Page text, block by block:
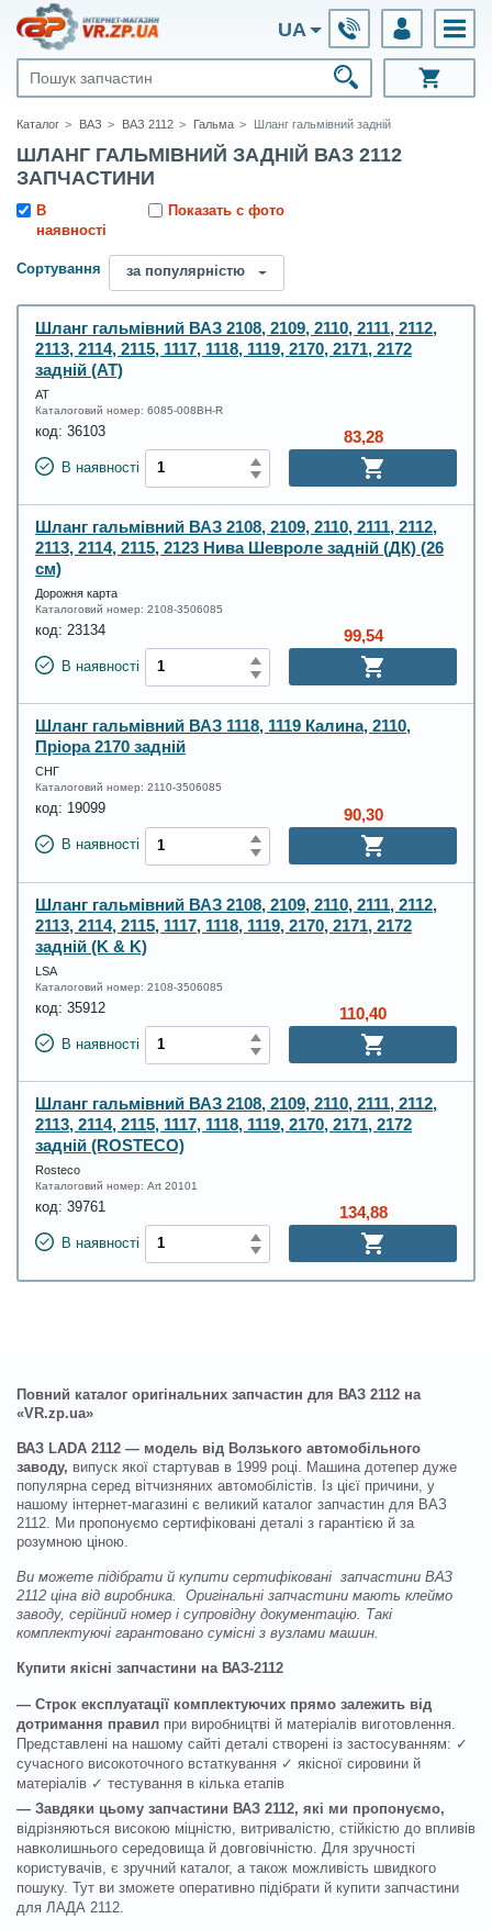
UA
Каталог ВАЗ ВАЗ 2112 Гальма Шланг гальмівний задній
ШЛАНГ ГАЛЬМІВНИЙ ЗАДНІЙ ВАЗ 2112
ЗАПЧАСТИНИ
В
наявності
Показать с фото
Сортування за популярністю
Шланг гальмівний ВАЗ 2108, 2109, 2110, 2111, 2112,
2113, 2114, 2115, 1117, 1118, 1119, 2170, 2171, 2172
задній (АТ)
АТ
Каталоговий номер: 6085-008BH-R
код: 36103
В наявності
83,28
Шланг гальмівний ВАЗ 2108, 2109, 2110, 2111, 2112,
2113, 2114, 2115, 2123 Нива Шевроле задній (ДК) (26
см)
Дорожня карта
Каталоговий номер: 2108-3506085
код: 23134
В наявності
99,54
Шланг гальмівний ВАЗ 1118, 1119 Калина, 2110,
Пріора 2170 задній
СНГ
Каталоговий номер: 2110-3506085
код: 19099
В наявності
90,30
Шланг гальмівний ВАЗ 2108, 2109, 2110, 2111, 2112,
2113, 2114, 2115, 1117, 1118, 1119, 2170, 2171, 2172
задній (K & K)
LSA
Каталоговий номер: 2108-3506085
код: 35912
В наявності
110,40
Шланг гальмівний ВАЗ 2108, 2109, 2110, 2111, 2112,
2113, 2114, 2115, 1117, 1118, 1119, 2170, 2171, 2172
задній (ROSTECO)
Rosteco
Каталоговий номер: Art 20101
код: 39761
В наявності
134,88
Повний каталог оригінальних запчастин для ВАЗ 2112 на
«VR.zp.ua»
ВАЗ LADA 2112 — модель від Волзького автомобільного
заводу, випуск якої стартував в 1999 році. Машина дотепер дуже
популярна серед вітчизняних автомобілістів. Із цієї причини, у
нашому інтернет-магазині є великий каталог запчастин для ВАЗ
2112. Ми пропонуємо сертифіковані деталі з гарантією й за
розумною ціною.
Ви можете підібрати й купити сертифіковані запчастини ВАЗ
2112 ціна від виробника. Оригінальні запчастини мають клеймо
заводу, серійний номер і супровідну документацію. Такі
комплектуючі гарантовано сумісні з вузлами машин.
Купити якісні запчастини на ВАЗ-2112
— Строк експлуатації комплектуючих прямо залежить від
дотримання правил при виробництві й матеріалів виготовлення.
Представлені на нашому сайті деталі створені із застосуванням: ✓
сучасного високоточного встаткування ✓ якісної сировини й
матеріалів ✓ тестування в кілька етапів
— Завдяки цьому запчастини ВАЗ 2112, які ми пропонуємо,
відрізняються високою міцністю, витривалістю, стійкістю до впливів
навколишнього середовища й довговічністю. Для зручності
користувачів, є зручний каталог, а також можливість швидкого
пошуку. Тут ви зможете оперативно підібрати й купити запчастини
для ЛАДА 2112.